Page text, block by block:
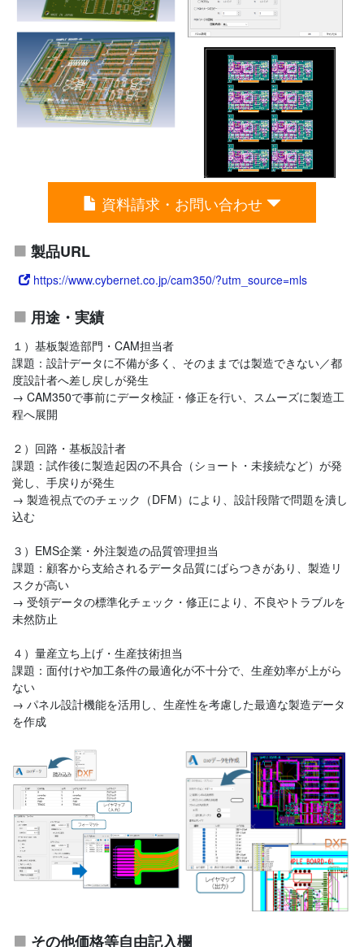
資料請求・お問い合わせ
製品URL
https://www.cybernet.co.jp/cam350/?utm_source=mls
用途・実績
１）基板製造部門・CAM担当者
課題：設計データに不備が多く、そのままでは製造できない／都
度設計者へ差し戻しが発生
→ CAM350で事前にデータ検証・修正を行い、スムーズに製造工
程へ展開
２）回路・基板設計者
課題：試作後に製造起因の不具合（ショート・未接続など）が発
覚し、手戻りが発生
→ 製造視点でのチェック（DFM）により、設計段階で問題を潰し
込む
３）EMS企業・外注製造の品質管理担当
課題：顧客から支給されるデータ品質にばらつきがあり、製造リ
スクが高い
→ 受領データの標準化チェック・修正により、不良やトラブルを
未然防止
４）量産立ち上げ・生産技術担当
課題：面付けや加工条件の最適化が不十分で、生産効率が上がら
ない
→ パネル設計機能を活用し、生産性を考慮した最適な製造データ
を作成
その他価格等自由記入欄